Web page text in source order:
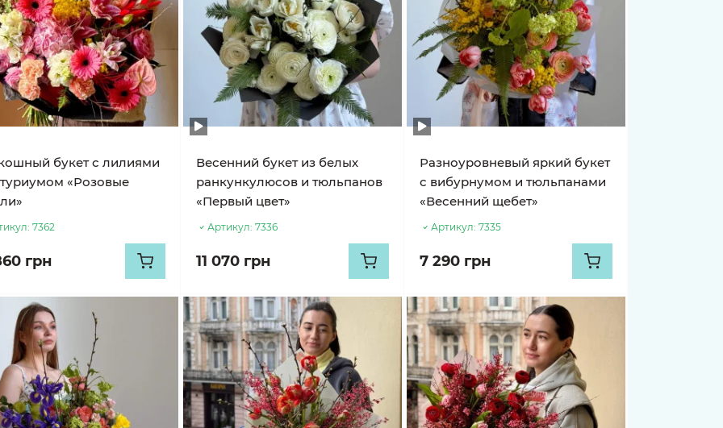
букет с лилиями
«Розовые
7362
грн
Весенний букет из белых
ранкункулюсов и тюльпанов
«Первый цвет»
Артикул: 7336
11 070 грн
Разноуровневый яркий букет
с вибурнумом и тюльпанами
«Весенний щебет»
Артикул: 7335
7 290 грн